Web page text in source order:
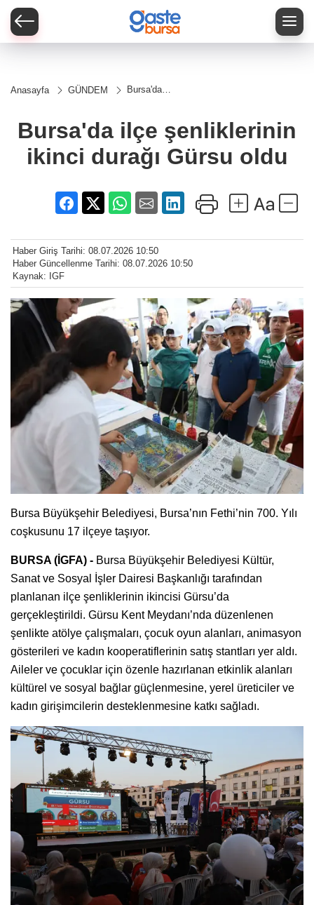
Anasayfa GÜNDEM
Bursa'da
ikinci
durağı
Gürsu oldu
Bursa'da ilçe şenliklerinin
ikinci durağı Gürsu oldu
Haber Giriş Tarihi: 08.07.2026 10:50
Haber Güncellenme Tarihi: 08.07.2026 10:50
Kaynak: IGF
Bursa Büyükşehir Belediyesi, Bursa’nın Fethi’nin 700. Yılı
coşkusunu 17 ilçeye taşıyor.
BURSA (İGFA) - Bursa Büyükşehir Belediyesi Kültür,
Sanat ve Sosyal İşler Dairesi Başkanlığı tarafından
planlanan ilçe şenliklerinin ikincisi Gürsu’da
gerçekleştirildi. Gürsu Kent Meydanı’nda düzenlenen
şenlikte atölye çalışmaları, çocuk oyun alanları, animasyon
gösterileri ve kadın kooperatiflerinin satış stantları yer aldı.
Aileler ve çocuklar için özenle hazırlanan etkinlik alanları
kültürel ve sosyal bağlar güçlenmesine, yerel üreticiler ve
kadın girişimcilerin desteklenmesine katkı sağladı.